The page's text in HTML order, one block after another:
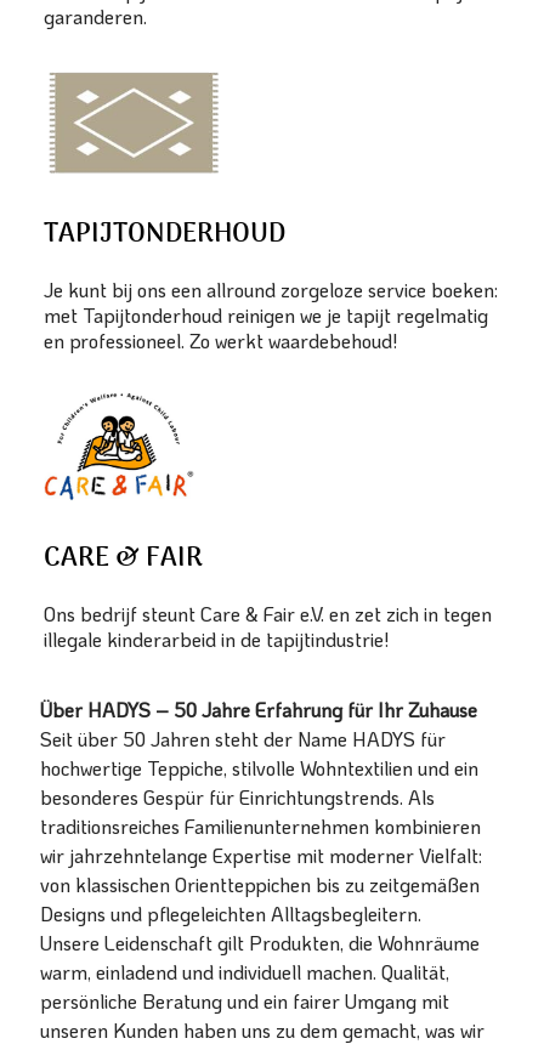
garanderen.
TAPIJTONDERHOUD
Je kunt bij ons een allround zorgeloze service boeken:
met Tapijtonderhoud reinigen we je tapijt regelmatig
en professioneel. Zo werkt waardebehoud!
CARE & FAIR
Ons bedrijf steunt Care & Fair e.V. en zet zich in tegen
illegale kinderarbeid in de tapijtindustrie!
Über HADYS – 50 Jahre Erfahrung für Ihr Zuhause
Seit über 50 Jahren steht der Name HADYS für
hochwertige Teppiche, stilvolle Wohntextilien und ein
besonderes Gespür für Einrichtungstrends. Als
traditionsreiches Familienunternehmen kombinieren
wir jahrzehntelange Expertise mit moderner Vielfalt:
von klassischen Orientteppichen bis zu zeitgemäßen
Designs und pflegeleichten Alltagsbegleitern.
Unsere Leidenschaft gilt Produkten, die Wohnräume
warm, einladend und individuell machen. Qualität,
persönliche Beratung und ein fairer Umgang mit
unseren Kunden haben uns zu dem gemacht, was wir